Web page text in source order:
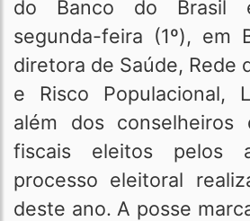
do Banco do Brasil
segunda-feira (1º), em
diretora de Saúde, Rede
e Risco Populacional,
além dos conselheiros
fiscais eleitos pelos
processo eleitoral
deste ano. A posse